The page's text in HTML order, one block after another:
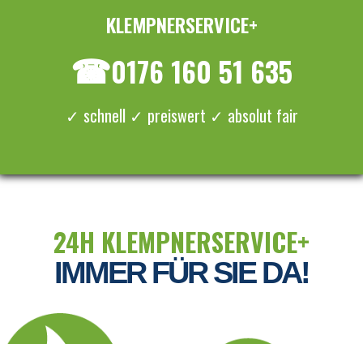
KLEMPNERSERVICE+
☎0176 160 51 635
✓ schnell ✓ preiswert ✓ absolut fair
24H KLEMPNERSERVICE+
IMMER FÜR SIE DA!